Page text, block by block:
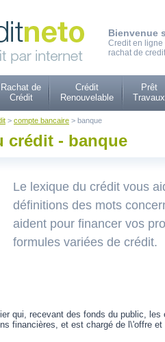
Bienvenue
Credit en ligne
rachat de
Rachat de
Crédit
Crédit
Renouvelable
Prêt
Travaux
> compte bancaire > banque
crédit - banque
Le lexique du crédit vous
définitions des mots
aident pour financer vos
formules variées de crédit.
qui, recevant des fonds du public,
financières, et est chargé de l\'offre